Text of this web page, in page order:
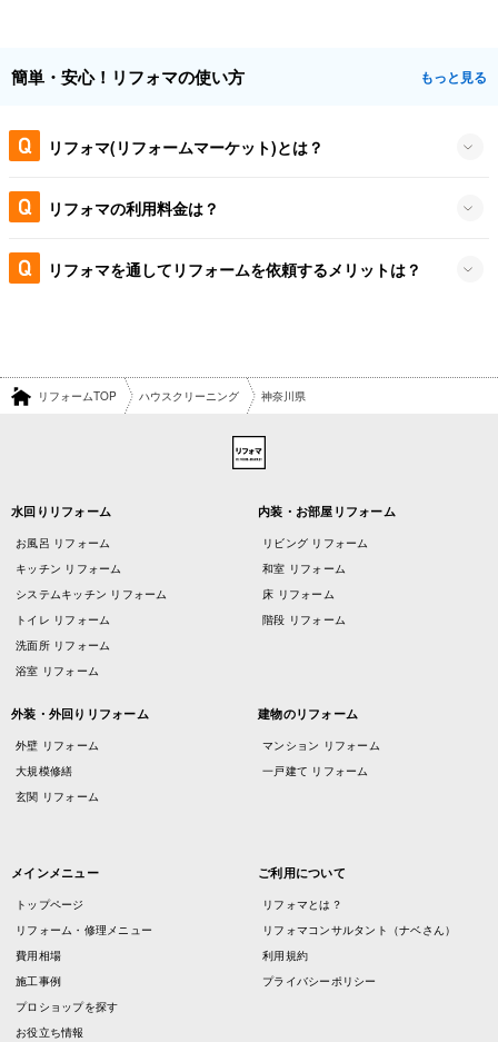
簡単・安心！リフォマの使い方 もっと見る
リフォマ(リフォームマーケット)とは？
リフォマの利用料金は？
リフォマを通してリフォームを依頼するメリットは？
リフォームTOP ハウスクリーニング 神奈川県
水回りリフォーム
お風呂 リフォーム
キッチン リフォーム
システムキッチン リフォーム
トイレ リフォーム
洗面所 リフォーム
浴室 リフォーム
内装・お部屋リフォーム
リビング リフォーム
和室 リフォーム
床 リフォーム
階段 リフォーム
外装・外回りリフォーム
外壁 リフォーム
大規模修繕
玄関 リフォーム
建物のリフォーム
マンション リフォーム
一戸建て リフォーム
メインメニュー
トップページ
リフォーム・修理メニュー
費用相場
施工事例
プロショップを探す
お役立ち情報
ご利用について
リフォマとは？
リフォマコンサルタント（ナベさん）
利用規約
プライバシーポリシー